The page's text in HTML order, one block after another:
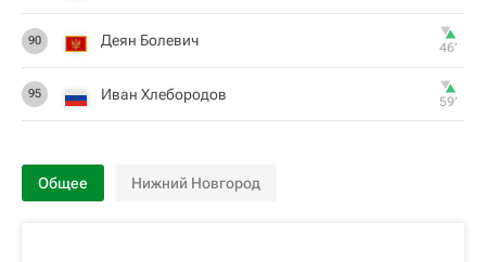
90 Деян Болевич 46‎’‎
95 Иван Хлебородов 59‎’‎
Общее Нижний Новгород